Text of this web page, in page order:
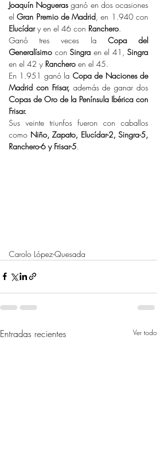
Joaquín Nogueras ganó en dos ocasiones
el Gran Premio de Madrid
Elucídar y en el 46 con Ranchero.
Ganó tres veces la Copa del
Generalísimo con Singra en el 41,
en el 42 y Ranchero en el 45.
En 1.951 ganó la Copa de Naciones de
Madrid con Frisar,
Copas de Oro de la Península Ibérica con
Frisar.
Sus veinte triunfos fueron con caballos
como Niño, Zapato, Elucídar-2, Singra-5,
Ranchero-6 y Frisar-5.
Carolo López-Quesada
Entradas recientes Ver todo